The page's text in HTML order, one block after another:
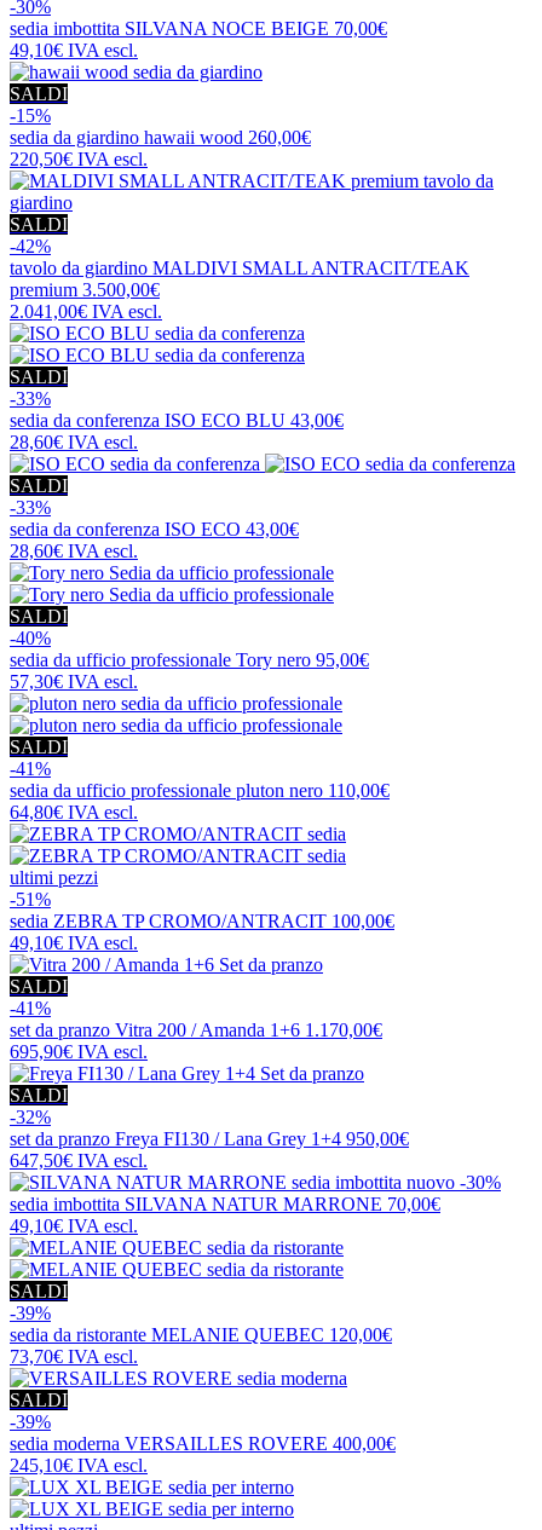
-30%
sedia imbottita SILVANA NOCE BEIGE 70,00€
49,10€ IVA escl.
SALDI
-15%
sedia da giardino hawaii wood 260,00€
220,50€ IVA escl.
SALDI
-42%
tavolo da giardino MALDIVI SMALL ANTRACIT/TEAK
premium 3.500,00€
2.041,00€ IVA escl.
SALDI
-33%
sedia da conferenza ISO ECO BLU 43,00€
28,60€ IVA escl.
SALDI
-33%
sedia da conferenza ISO ECO 43,00€
28,60€ IVA escl.
SALDI
-40%
sedia da ufficio professionale Tory nero 95,00€
57,30€ IVA escl.
SALDI
-41%
sedia da ufficio professionale pluton nero 110,00€
64,80€ IVA escl.
ultimi pezzi
-51%
sedia ZEBRA TP CROMO/ANTRACIT 100,00€
49,10€ IVA escl.
SALDI
-41%
set da pranzo Vitra 200 / Amanda 1+6 1.170,00€
695,90€ IVA escl.
SALDI
-32%
set da pranzo Freya FI130 / Lana Grey 1+4 950,00€
647,50€ IVA escl.
nuovo -30%
sedia imbottita SILVANA NATUR MARRONE 70,00€
49,10€ IVA escl.
SALDI
-39%
sedia da ristorante MELANIE QUEBEC 120,00€
73,70€ IVA escl.
SALDI
-39%
sedia moderna VERSAILLES ROVERE 400,00€
245,10€ IVA escl.